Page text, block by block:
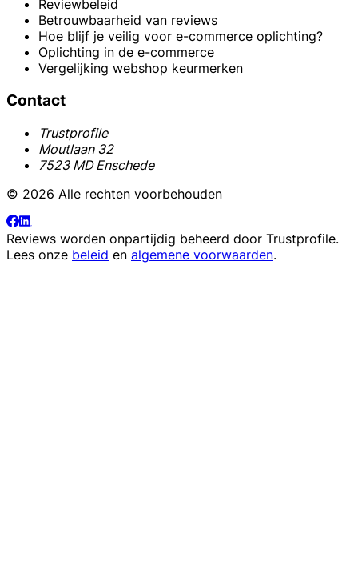
Reviewbeleid
Betrouwbaarheid van reviews
Hoe blijf je veilig voor e-commerce oplichting?
Oplichting in de e-commerce
Vergelijking webshop keurmerken
Contact
Trustprofile
Moutlaan 32
7523 MD Enschede
© 2026 Alle rechten voorbehouden
Reviews worden onpartijdig beheerd door Trustprofile.
Lees onze beleid en algemene voorwaarden.